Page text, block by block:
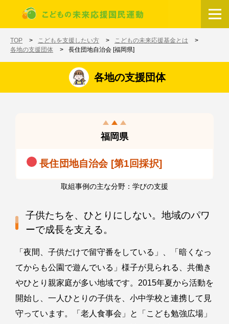
メインコンテンツに移動
TOP こどもを支援したい方
こどもの未来応援基金とは
各地の支援団体
長住団地自治会 [福岡県]
各地の支援団体
福岡県
長住団地自治会 [第1回採択]
取組事例の主な分野：学びの支援
子供たちを、ひとりにしない。地域のパワ
ーで成長を支える。
「夜間、子供だけで留守番をしている」、「暗くなっ
てからも公園で遊んでいる」様子が見られる、共働き
やひとり親家庭が多い地域です。2015年夏から活動を
開始し、一人ひとりの子供を、小中学校と連携して見
守っています。「老人食事会」と「こども勉強広場」